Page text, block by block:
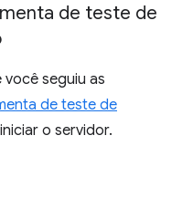
de teste de
seguiu as
de teste de
o servidor.